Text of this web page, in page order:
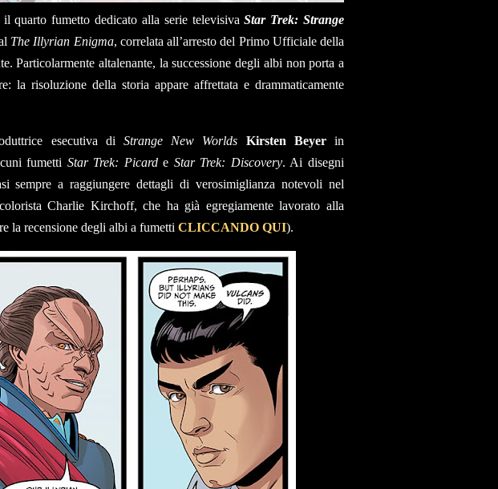
quarto fumetto dedicato alla serie televisivaStar Trek: Strange
The Illyrian Enigma, correlata all’arresto del Primo Ufficiale della
Particolarmente altalenante, la successione degli albi non porta a
risoluzione della storia appare affrettata e drammaticamente
esecutiva di Strange New Worlds Kirsten Beyerin
fumetti Star Trek: Picarde Star Trek: Discovery. Ai disegni
sempre a raggiungere dettagli di verosimiglianza notevoli nel
Charlie Kirchoff, che ha già egregiamente lavorato alla
la recensione degli albi a fumetti CLICCANDO QUI).